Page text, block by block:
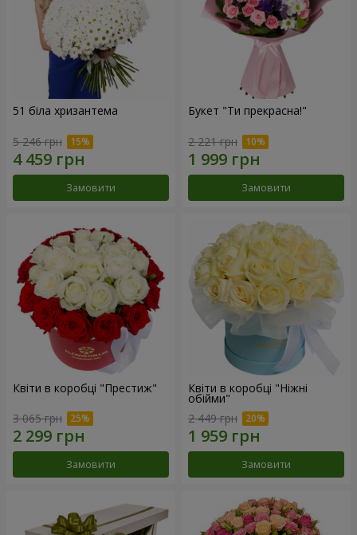
51 біла хризантема
5 246 грн
Замовити
Букет "Ти прекрасна!"
2 221 грн
Замовити
Квіти в коробці "Престиж"
3 065 грн
Замовити
Квіти в коробці "Ніжні
обійми"
2 449 грн
Замовити